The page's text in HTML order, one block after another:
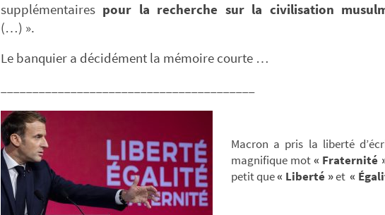
supplémentaires pour la recherche sur la civilisation
(…) ».
Le banquier a décidément la mémoire courte …
Macron a pris la liberté
magnifique mot« Fraternité
petit que« Liberté »et «